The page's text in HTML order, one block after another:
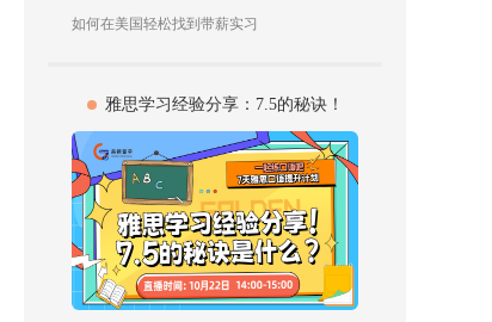
如何在美国轻松找到带薪实习
雅思学习经验分享：7.5的秘诀！